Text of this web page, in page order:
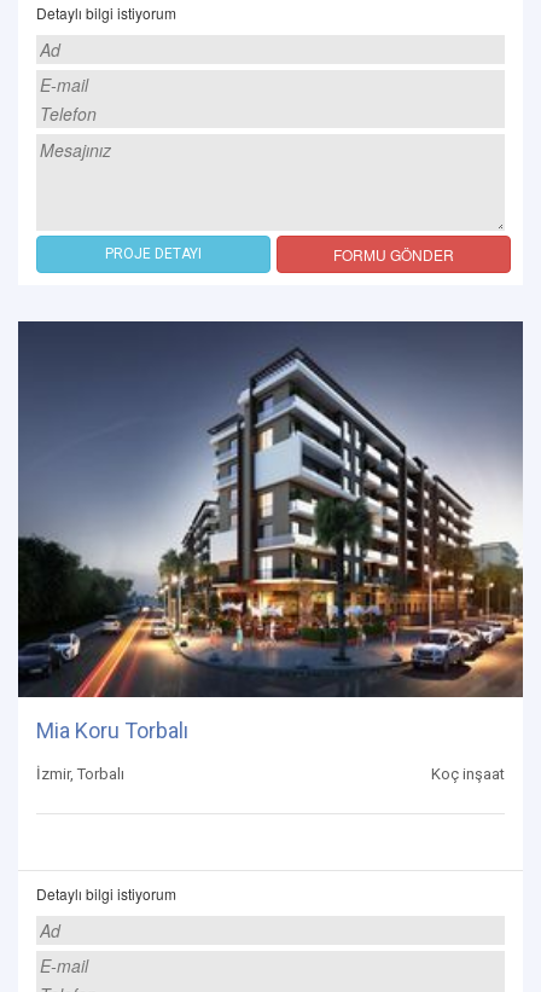
Detaylı bilgi istiyorum
PROJE DETAYI FORMU GÖNDER
Mia Koru Torbalı
İzmir, Torbalı Koç inşaat
Detaylı bilgi istiyorum